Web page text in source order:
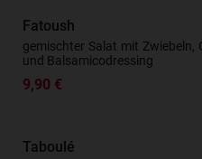
Fatoush
gemischter Salat mit Zwiebeln,
und Balsamicodressing
9,90 €
Taboulé